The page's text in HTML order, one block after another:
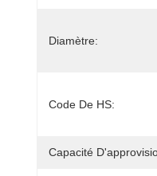
Diamètre:
Code De HS:
Capacité